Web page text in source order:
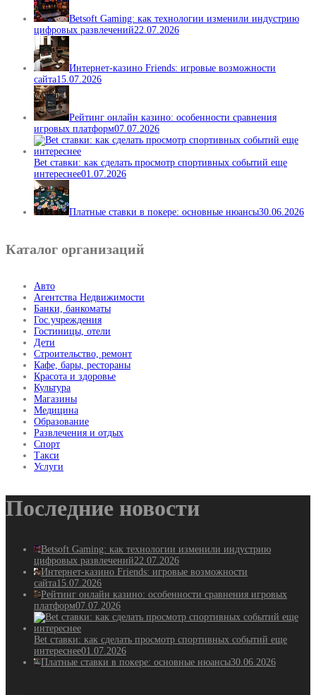
Betsoft Gaming: как технологии изменили индустрию
цифровых развлечений22.07.2026
Интернет-казино Friends: игровые возможности
сайта15.07.2026
Рейтинг онлайн казино: особенности сравнения
игровых платформ07.07.2026
Bet ставки: как сделать просмотр спортивных событий еще
интереснее01.07.2026
Платные ставки в покере: основные нюансы30.06.2026
Каталог организаций
Авто
Агентства Недвижимости
Банки, банкоматы
Гос.учреждения
Гостиницы, отели
Дети
Строительство, ремонт
Кафе, бары, рестораны
Красота и здоровье
Культура
Магазины
Медицина
Образование
Развлечения и отдых
Спорт
Такси
Услуги
Последние новости
Betsoft Gaming: как технологии изменили индустрию
цифровых развлечений22.07.2026
Интернет-казино Friends: игровые возможности
сайта15.07.2026
Рейтинг онлайн казино: особенности сравнения игровых
платформ07.07.2026
Bet ставки: как сделать просмотр спортивных событий еще
интереснее01.07.2026
Платные ставки в покере: основные нюансы30.06.2026